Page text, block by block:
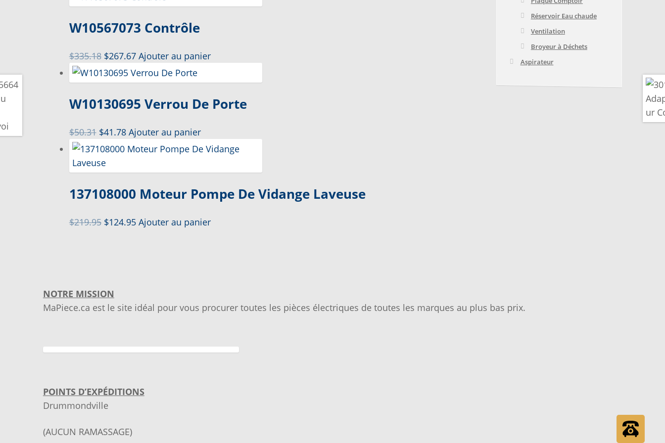
W10567073 Contrôle
$335.18 Le
prix
initial
était :
$335.18.
$267.67Le
prix
actuel
est :
$267.67.
Ajouter au panier
W10130695 Verrou De Porte
$50.31 Le
prix
initial
était :
$50.31.
$41.78Le
prix
est :
$41.78.
Ajouter au panier
137108000 Moteur Pompe De Vidange Laveuse
$219.95 Le
$124.95Le
Ajouter au panier
Réservoir Eau chaude
Ventilation
Broyeur à Déchets
Aspirateur
NOTRE MISSION
MaPiece.ca est le site idéal pour vous procurer toutes les pièces électriques de toutes les marques au plus bas prix.
POINTS D’EXPÉDITIONS
Drummondville
(AUCUN RAMASSAGE)